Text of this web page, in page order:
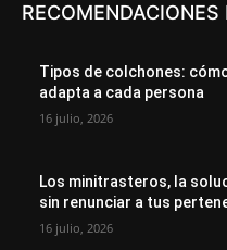
RECOMENDACIONES
Tipos de colchones:
adapta a cada persona
16 julio, 2026
Los minitrasteros, la
sin renunciar a tus
16 julio, 2026